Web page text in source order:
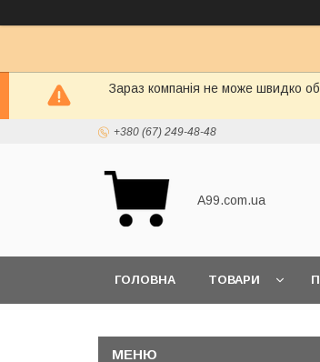
Зараз компанія не може швидко
+380 (67) 249-48-48
A99.com.ua
ГОЛОВНА ТОВАРИ